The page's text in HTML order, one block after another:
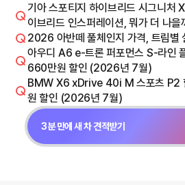
기아 스포티지 하이브리드 시그니처
이브리드 인스퍼레이션, 뭐가 더 나을
2026 아반떼 풀체인지 가격, 트림별
아우디 A6 e-트론 퍼포먼스 S-라인
660만원 할인 (2026년 7월)
BMW X6 xDrive 40i M 스포츠 P2
원 할인 (2026년 7월)
3분 만에 새 차 견적받기